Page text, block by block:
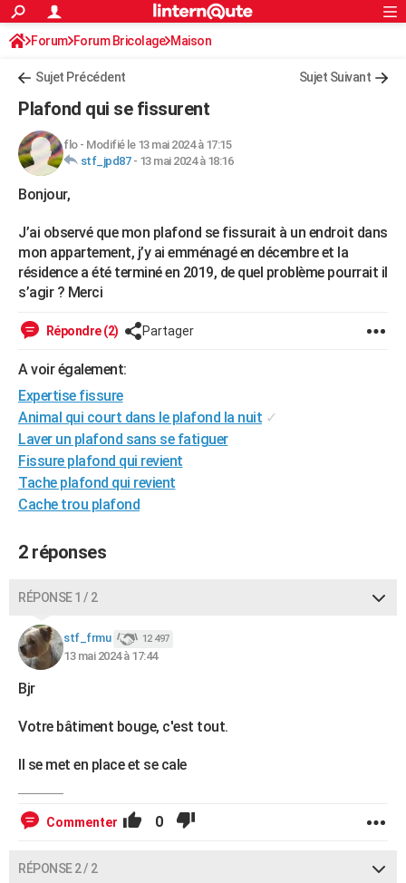
ACTUALITÉS
Politique
Société
Faits Divers
Education
Monde
Villes
+
FINANCE
Retraite
Impôts
Epargne
Immobilier
Risques naturels par ville
Banque
Assurance
Crédit
AUTO
Essais
Réserver un essai
Citadines
Berlines
SUV
Forum auto
+HIGH-TECH
Mobiles
Meilleur smartphone
Internet
Ordinateurs
Jeux vidéo
Guide high-tech
+
Forum
Aménagement intérieur
Extérieur
Cuisine
Salle de bains
Jardinage
Rangement
WEEK-END
Alimentation
Guide de la santé
Maladies
Médicaments
Sommeil
VOYAGE
Destinations
City break
Voyage nature
Voyage de noces
Forum
Climat
+PHOTO
GUIDES D'ACHAT
BONS PLANS
Dictionnaire
COPAINS D'AVANT
S'inscrire
Se connecter
Lycées
Collèges
Primaires
Universités
Entreprises
Service militaire
Avis de recherche
AVIS DE DÉCÈS
FORUM
S'inscrire
Connexion
Forum Forum Bricolage Maison
Sujet Précédent Sujet Suivant
Plafond qui se fissurent
flo- Modifié le 13 mai 2024 à 17:15
stf_jpd87- 13 mai 2024 à 18:16
Bonjour,
J’ai observé que mon plafond se fissurait à un endroit dans
mon appartement, j’y ai emménagé en décembre et la
résidence a été terminé en 2019, de quel problème pourrait il
s’agir ? Merci
Répondre (2) Partager
A voir également:
Expertise fissure
Animal qui court dans le plafond la nuit ✓
Laver un plafond sans se fatiguer
Fissure plafond qui revient
Tache plafond qui revient
Cache trou plafond
2 réponses
RÉPONSE 1 / 2
stf_frmu 12 497
13 mai 2024 à 17:44
Bjr
Votre bâtiment bouge, c'est tout.
Il se met en place et se cale
Commenter 0
RÉPONSE 2 / 2